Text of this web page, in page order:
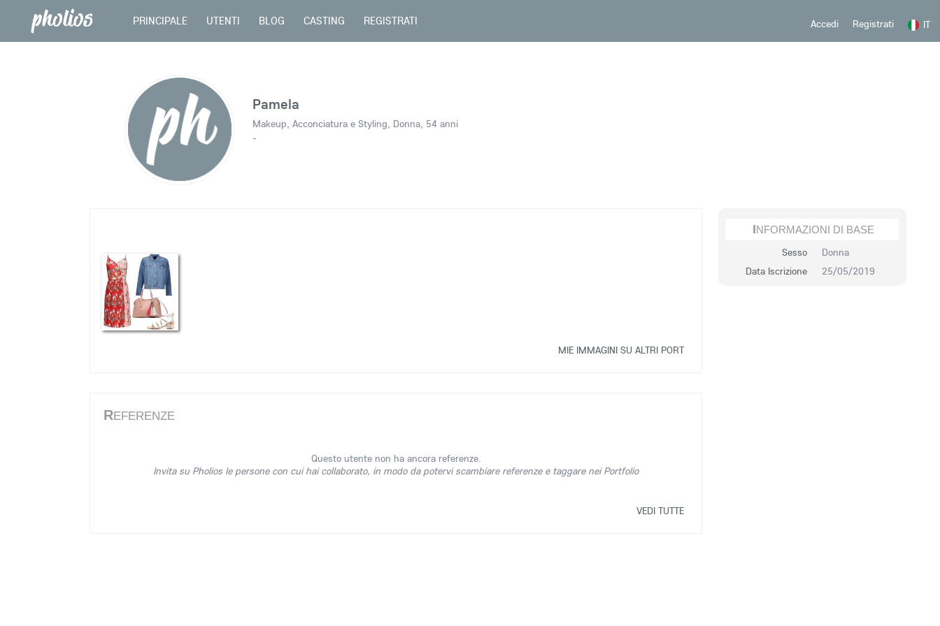
Accedi Registrati IT
PRINCIPALE UTENTI BLOG CASTING REGISTRATI
Pamela
Makeup, Acconciatura e Styling, Donna, 54 anni
-
MIE IMMAGINI SU ALTRI PORT
REFERENZE
Questo utente non ha ancora referenze.
Invita su Pholios le persone con cui hai collaborato, in modo da potervi scambiare referenze e taggare nei Portfolio
VEDI TUTTE
INFORMAZIONI DI BASE
Sesso
Donna
Data Iscrizione
25/05/2019